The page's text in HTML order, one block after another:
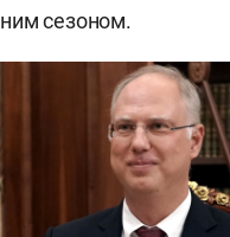
сезоном.